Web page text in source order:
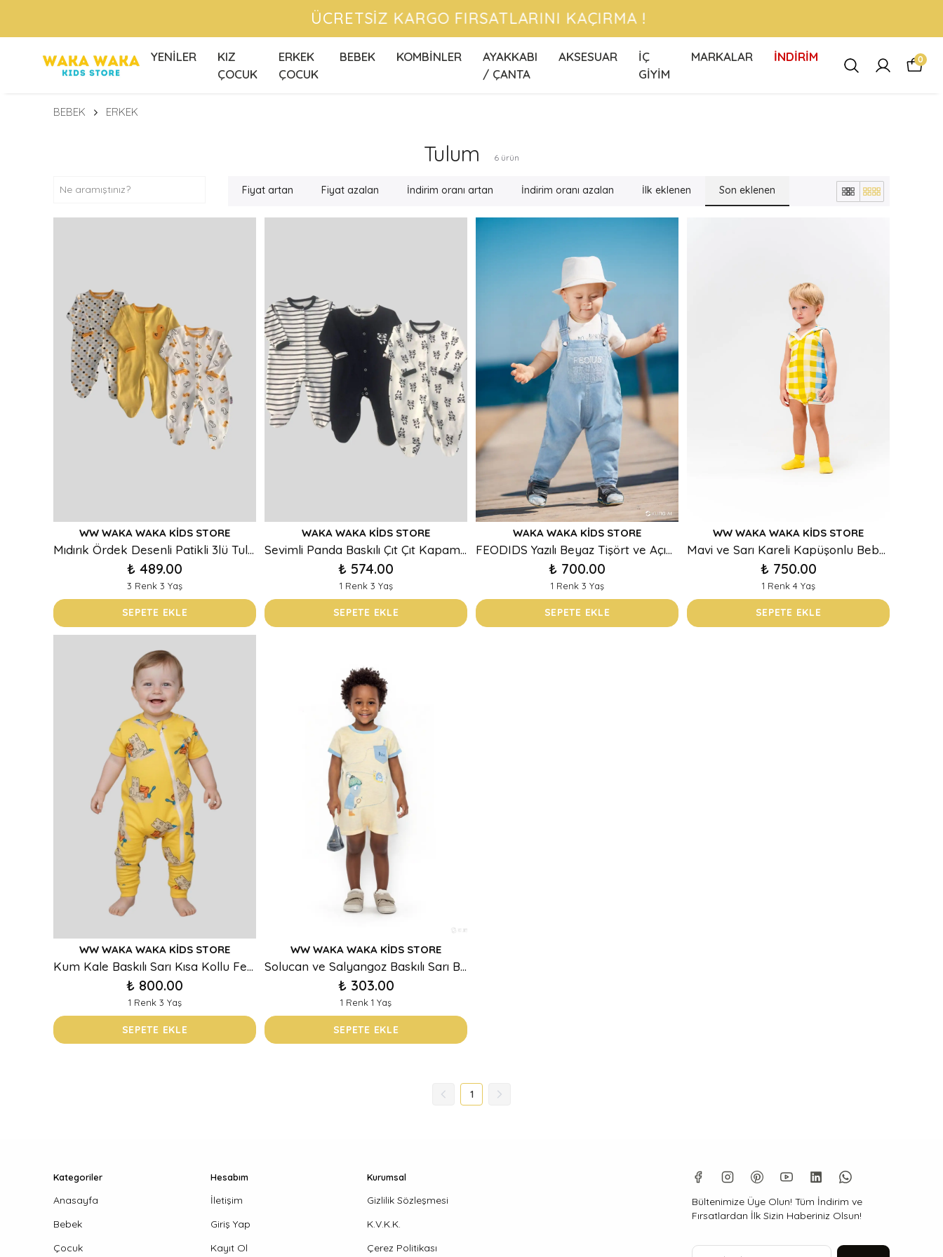
ÜCRETSİZ KARGO FIRSATLARINI KAÇIRMA !
YENİLER
KIZ
ÇOCUK
ERKEK
ÇOCUK
BEBEK KOMBİNLER
AYAKKABI
/ ÇANTA
AKSESUAR
İÇ
GİYİM
MARKALAR İNDİRİM 0
BEBEK ERKEK
Tulum 6 ürün
Fiyat artan Fiyat azalan İndirim oranı artan İndirim oranı azalan İlk eklenen Son eklenen
WW WAKA WAKA KIDS STORE
Mıdırık Ördek Desenli Patikli 3lü Tulum Set
₺ 489.00
3 Renk 3 Yaş
SEPETE EKLE
WAKA WAKA KIDS STORE
Sevimli Panda Baskılı Çıt Çıt Kapamalı Patikli 3lü Ünisex Tulum
₺ 574.00
1 Renk 3 Yaş
SEPETE EKLE
WAKA WAKA KIDS STORE
FEODIDS Yazılı Beyaz Tişört ve Açık Mavi Salopet Bebek Takım
₺ 700.00
1 Renk 3 Yaş
SEPETE EKLE
WW WAKA WAKA KIDS STORE
Mavi ve Sarı Kareli Kapüşonlu Bebek Tulum
₺ 750.00
1 Renk 4 Yaş
SEPETE EKLE
WW WAKA WAKA KIDS STORE
Kum Kale Baskılı Sarı Kısa Kollu Fermuarlı Bebek Tulum
₺ 800.00
1 Renk 3 Yaş
SEPETE EKLE
WW WAKA WAKA KIDS STORE
Solucan ve Salyangoz Baskılı Sarı Bebek Tulum
₺ 303.00
1 Renk 1 Yaş
SEPETE EKLE
1
Kategoriler
Anasayfa
Bebek
Çocuk
Hesabım
İletişim
Giriş Yap
Kayıt Ol
Kurumsal
Gizlilik Sözleşmesi
K.V.K.K.
Çerez Politikası
Bültenimize Üye Olun! Tüm İndirim ve
Fırsatlardan İlk Sizin Haberiniz Olsun!